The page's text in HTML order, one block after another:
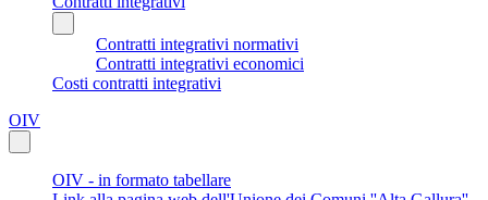
Contratti integrativi normativi
Contratti integrativi economici
Costi contratti integrativi
OIV
OIV - in formato tabellare